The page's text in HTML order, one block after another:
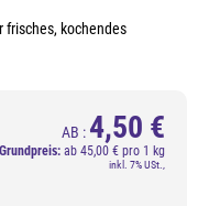
frisches, kochendes
AB : 4,50 €
Grundpreis: ab 45,00 € pro 1 kg
inkl. 7% USt.,